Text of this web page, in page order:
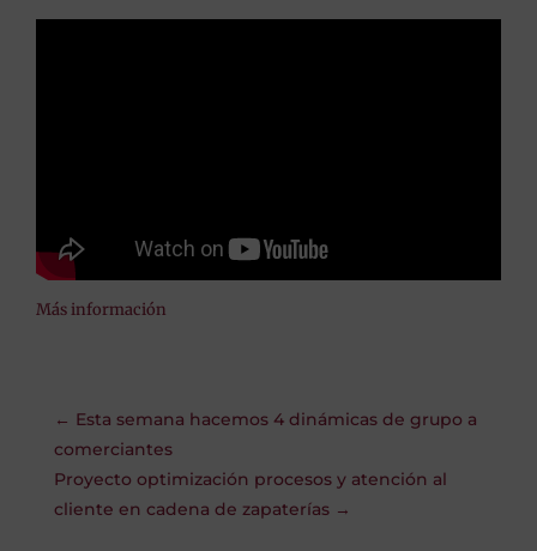
Más información
← Esta semana hacemos 4 dinámicas de grupo a
comerciantes
Proyecto optimización procesos y atención al
cliente en cadena de zapaterías→